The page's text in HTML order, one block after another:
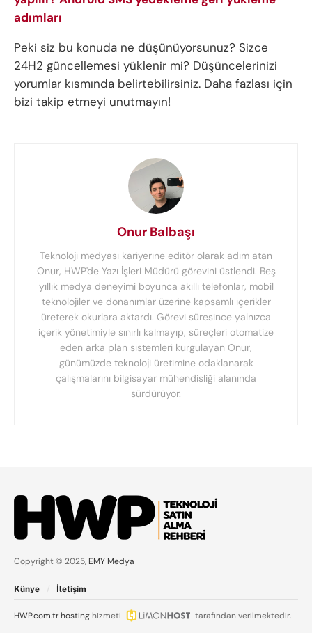
adımları
Peki siz bu konuda ne düşünüyorsunuz? Sizce
24H2 güncellemesi yüklenir mi? Düşüncelerinizi
yorumlar kısmında belirtebilirsiniz. Daha fazlası için
bizi takip etmeyi unutmayın!
Onur Balbaşı
Teknoloji medyası kariyerine editör olarak adım atan
Onur, HWP'de Yazı İşleri Müdürü görevini üstlendi. Beş
yıllık medya deneyimi boyunca akıllı telefonlar, mobil
teknolojiler ve donanımlar üzerine kapsamlı içerikler
üreterek okurlara aktardı. Görevi süresince yalnızca
içerik yönetimiyle sınırlı kalmayıp, süreçleri otomatize
eden arka plan sistemleri kurgulayan Onur,
günümüzde teknoloji üretimine odaklanarak
çalışmalarını bilgisayar mühendisliği alanında
sürdürüyor.
Copyright © 2025, EMY Medya
Künye İletişim
HWP.com.trhosting hizmeti tarafından verilmektedir.